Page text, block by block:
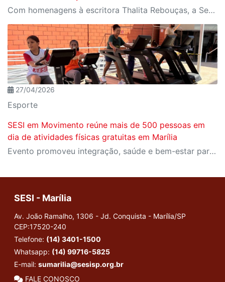
Com homenagens à escritora Thalita Rebouças, a Semana do Livro e da Biblioteca promove criatividade, produção autoral e diferentes formas de expressão entre estudantes da Educação Infantil à EJA
27/04/2026
Esporte
SESI em Movimento reúne mais de 500 pessoas em
dia de atividades físicas gratuitas em Marília
Evento promoveu integração, saúde e bem-estar para participantes de todas as idades
SESI - Marília
Av. João Ramalho, 1306 - Jd. Conquista - Marília/SP
CEP:17520-240
Telefone: (14) 3401-1500
Whatsapp: (14) 99716-5825
E-mail: sumarilia@sesisp.org.br
FALE CONOSCO